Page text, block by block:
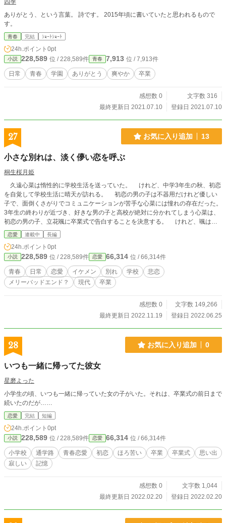
四季
ありがとう、という言葉。 詩です。 2015年頃に書いていたと思われるもので
す。
青春 完結 ｼｮｰﾄｼｮｰﾄ
24h.ポイント 0pt
小説 228,589 位 / 228,589件 青春 7,913 位 / 7,913件
日常 青春 学園 ありがとう 爽やか 卒業
感想数 0
文字数 316
最終更新日 2021.07.10
登録日 2021.07.10
27 お気に入り追加 13
小さな別れは、淡く儚い恋を呼ぶ
桐生桜月姫
久遠心菜は惰性的に学校生活を送っていた。 けれど、中学3年生の秋、初恋
を自覚して学校生活に晴天が訪れる。 初恋の男の子は不器用だけれど優しい
子で、面倒くさがりでコミュニケーションが苦手な心菜には憧れの存在だった。
3年生の終わりが近づき、好きな男の子と高校が絶対に分かれてしまう心菜は、
初恋の男の子、立花颯に卒業式で告白することを決意する。 けれど、颯は卒
業式を目前に唐突に引っ越してしまうことに。 迷いに迷いながらも、幼馴染
の高梨優奈に背中を押された心菜の告白は颯に届くのか………！？
恋愛 連載中 長編
24h.ポイント 0pt
小説 228,589 位 / 228,589件 恋愛 66,314 位 / 66,314件
青春 日常 恋愛 イケメン 別れ 学校
悲恋
メリーバッドエンド？
現代 卒業
感想数 0
文字数 149,266
最終更新日 2022.11.19
登録日 2022.06.25
28 お気に入り追加 0
いつも一緒に帰ってた彼女
星磨よった
小学生の頃、いつも一緒に帰っていた女の子がいた。それは、卒業式の前日まで
続いたのだが……
恋愛 完結 短編
24h.ポイント 0pt
小説 228,589 位 / 228,589件 恋愛 66,314 位 / 66,314件
小学校 通学路 青春恋愛 初恋 ほろ苦い 卒業 卒業式
思い出
寂しい
記憶
感想数 0
文字数 1,044
最終更新日 2022.02.20
登録日 2022.02.20